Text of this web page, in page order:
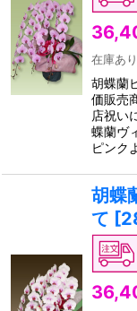
在庫あり
胡蝶蘭
価販売
店祝い
蝶蘭ヴ
ピンク
胡蝶
て [